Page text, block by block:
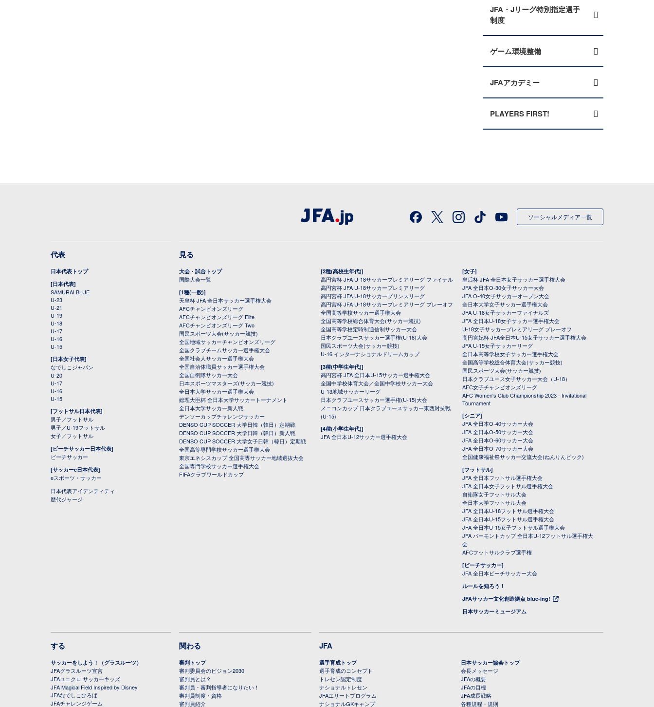
JFA・Jリーグ特別指定選手
制度
ゲーム環境整備
JFAアカデミー
PLAYERS FIRST!
ソーシャルメディア一覧
代表
日本代表トップ
[日本代表]
SAMURAI BLUE
U-23
U-21
U-19
U-18
U-17
U-16
U-15
[日本女子代表]
なでしこジャパン
U-20
U-17
U-16
U-15
[フットサル日本代表]
男子／フットサル
男子／U-19フットサル
女子／フットサル
[ビーチサッカー日本代表]
ビーチサッカー
[サッカーe日本代表]
eスポーツ・サッカー
日本代表アイデンティティ
歴代ジャージ
見る
大会・試合トップ
国際大会一覧
[1種(一般)]
天皇杯 JFA 全日本サッカー選手権大会
AFCチャンピオンズリーグ
AFCチャンピオンズリーグ Elite
AFCチャンピオンズリーグ Two
国民スポーツ大会(サッカー競技)
全国地域サッカーチャンピオンズリーグ
全国クラブチームサッカー選手権大会
全国社会人サッカー選手権大会
全国自治体職員サッカー選手権大会
全国自衛隊サッカー大会
日本スポーツマスターズ(サッカー競技)
全日本大学サッカー選手権大会
総理大臣杯 全日本大学サッカートーナメント
全日本大学サッカー新人戦
デンソーカップチャレンジサッカー
DENSO CUP SOCCER 大学日韓（韓日）定期戦
DENSO CUP SOCCER 大学日韓（韓日）新人戦
DENSO CUP SOCCER 大学女子日韓（韓日）定期戦
全国高等専門学校サッカー選手権大会
東京エネシスカップ 全国高専サッカー地域選抜大会
全国専門学校サッカー選手権大会
FIFAクラブワールドカップ
[2種(高校生年代)]
高円宮杯 JFA U-18サッカープレミアリーグ ファイナル
高円宮杯 JFA U-18サッカープレミアリーグ
高円宮杯 JFA U-18サッカープリンスリーグ
高円宮杯 JFA U-18サッカープレミアリーグ プレーオフ
全国高等学校サッカー選手権大会
全国高等学校総合体育大会(サッカー競技)
全国高等学校定時制通信制サッカー大会
日本クラブユースサッカー選手権(U-18)大会
国民スポーツ大会(サッカー競技)
U-16 インターナショナルドリームカップ
[3種(中学生年代)]
高円宮杯 JFA 全日本U-15サッカー選手権大会
全国中学校体育大会／全国中学校サッカー大会
U-13地域サッカーリーグ
日本クラブユースサッカー選手権(U-15)大会
メニコンカップ 日本クラブユースサッカー東西対抗戦
(U-15)
[4種(小学生年代)]
JFA 全日本U-12サッカー選手権大会
[女子]
皇后杯 JFA 全日本女子サッカー選手権大会
JFA 全日本O-30女子サッカー大会
JFA O-40女子サッカーオープン大会
全日本大学女子サッカー選手権大会
JFA U-18女子サッカーファイナルズ
JFA 全日本U-18女子サッカー選手権大会
U-18女子サッカープレミアリーグ プレーオフ
高円宮妃杯 JFA全日本U-15女子サッカー選手権大会
JFA U-15女子サッカーリーグ
全日本高等学校女子サッカー選手権大会
全国高等学校総合体育大会(サッカー競技)
国民スポーツ大会(サッカー競技)
日本クラブユース女子サッカー大会（U-18）
AFC女子チャンピオンズリーグ
AFC Women's Club Championship 2023 - Invitational
Tournament
[シニア]
JFA 全日本O-40サッカー大会
JFA 全日本O-50サッカー大会
JFA 全日本O-60サッカー大会
JFA 全日本O-70サッカー大会
全国健康福祉祭サッカー交流大会(ねんりんピック)
[フットサル]
JFA 全日本フットサル選手権大会
JFA 全日本女子フットサル選手権大会
自衛隊女子フットサル大会
全日本大学フットサル大会
JFA 全日本U-18フットサル選手権大会
JFA 全日本U-15フットサル選手権大会
JFA 全日本U-15女子フットサル選手権大会
JFA バーモントカップ 全日本U-12フットサル選手権大
会
AFCフットサルクラブ選手権
[ビーチサッカー]
JFA 全日本ビーチサッカー大会
ルールを知ろう！
JFAサッカー文化創造拠点 blue-ing!
日本サッカーミュージアム
する
サッカーをしよう！（グラスルーツ）
JFAグラスルーツ宣言
JFAユニクロ サッカーキッズ
JFA Magical Field Inspired by Disney
JFAなでしこひろば
JFAチャレンジゲーム
関わる
審判トップ
審判委員会のビジョン2030
審判員とは？
審判員・審判指導者になりたい！
審判員制度・資格
審判員紹介
JFA
選手育成トップ
選手育成のコンセプト
トレセン認定制度
ナショナルトレセン
JFAエリートプログラム
ナショナルGKキャンプ
日本サッカー協会トップ
会長メッセージ
JFAの概要
JFAの目標
JFA成長戦略
各種規程・規則